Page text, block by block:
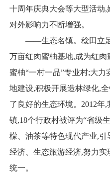
十周年庆典大会等大型活动
对外影响力不断增强。
——生态名镇。稔田立足
万亩红肉蜜柚基地,成为红肉
蜜柚“一村一品”专业村;大
地建设,积极开展造林绿化,
了良好的生态环境。2012年
镇,18个行政村被评为“省级
檬、油茶等特色现代产业,
经济、生态旅游经济,努力实
统一。